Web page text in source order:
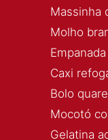
Massinha
Molho
Caxi
Bolo
Mocotó
Gelatina